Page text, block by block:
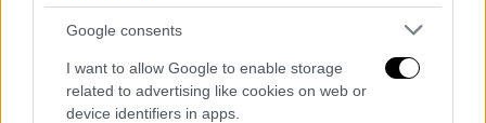
Google consents
I want to allow Google to enable storage
related to advertising like cookies on web or
device identifiers in apps.
τις προβλέψεις μακρόχρονης ερήμωσης στη
δυτική Θεσσαλονίκη και τα λουκέτα στην
ανάπτυξη και τις επενδύσεις (σχολεία,
κέντρα υγείας, ξενοδοχεία, κ. α.)